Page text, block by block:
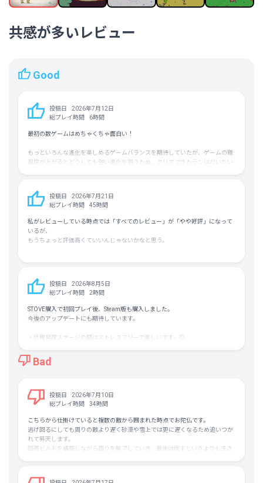
フォロワー数 28,795人
共感が多いレビュー
Good
投稿日
2026年7月12日
総プレイ時間
6時間
最初の数ゲームはめちゃくちゃ面白い！
もっといろんな進化を楽しめるゲームバランスを期待していたが、ゲームの難
易度が上がるとどうしても強い進化を狙うため、クリアできたランはだいたい
他者におすすめするかはぎりぎりのラインですが、値段分は数時間楽しめたの
で、おすすめにしておきます。
投稿日
2026年7月21日
総プレイ時間
45時間
私がレビューしている時点では「すべてのレビュー」が「やや好評」になって
いるが、
もうちょっと評価高くていいんじゃないかなと思う。
楽しめないかも。
ある時は攻撃せずに成長していったり、
ある時はハチャメチャ敵を狩りまくったり、
生物進化シミュレーションの割にアクション要素強いなーぐらいに捉えれば楽
マジメに生き延びようと思うと、
今までのやり方がどんどん通用しなくなり、
運の要素が強くなっていくのが評価を落としているポイントだと感じる。
いいこと悪いこといろいろ言ったが、
個人的には「やや評価」でここまで楽しめたのはなかなか珍しい印象。
投稿日
2026年8月5日
総プレイ時間
2時間
STOVE購入で初回プレイ後、Steam版も購入しました。
今後のアップデートにも期待しています。
・低難易度ステージの間はストレスフリーで楽しいです。◎
（高難易度や一部チャレンジはストレス溜まりやすいので注意）
・ビルドが結局筋力・巨大化に偏りがちなのが残念ポイント。△
Bad
投稿日
2026年7月10日
総プレイ時間
34時間
こちらから仕掛けていると複数の敵から囲まれた時点でお陀仏です。
逃げ回るにしても周りの敵より遅く砂漠や雪上では更に遅くなるため追いつか
れて昇天します。
回避ビルドを構築しながら周りを魅了していき、最後は倒すというよりも生き